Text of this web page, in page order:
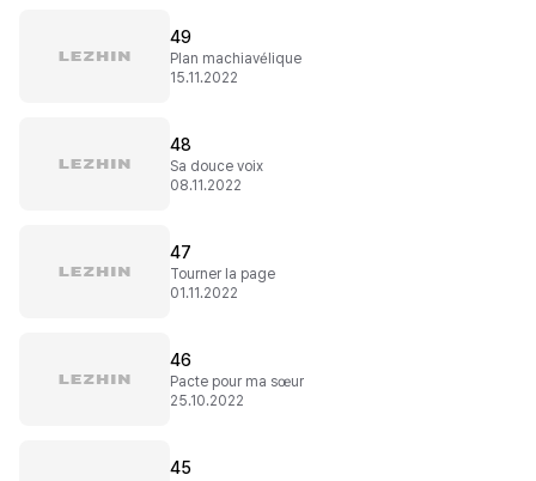
49
Plan machiavélique
15.11.2022
48
Sa douce voix
08.11.2022
47
Tourner la page
01.11.2022
46
Pacte pour ma sœur
25.10.2022
45